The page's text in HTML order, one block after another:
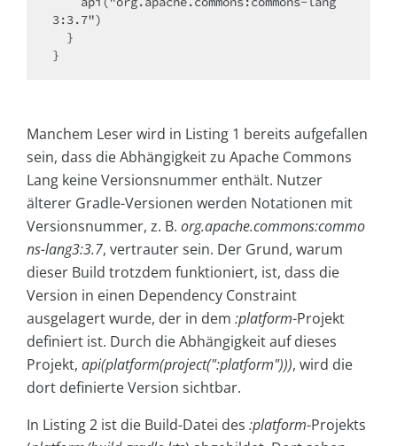
3:3.7")
}
Manchem Leser wird in Listing 1 bereits aufgefallen
sein, dass die Abhängigkeit zu Apache Commons
Lang keine Versionsnummer enthält. Nutzer
älterer Gradle-Versionen werden Notationen mit
Versionsnummer, z. B. org.apache.commons:commo
ns-lang3:3.7, vertrauter sein. Der Grund, warum
dieser Build trotzdem funktioniert, ist, dass die
Version in einen Dependency Constraint
ausgelagert wurde, der in dem :platform-Projekt
definiert ist. Durch die Abhängigkeit auf dieses
Projekt, api(platform(project(":platform"))), wird die
dort definierte Version sichtbar.
In Listing 2 ist die Build-Datei des :platform-Projekts